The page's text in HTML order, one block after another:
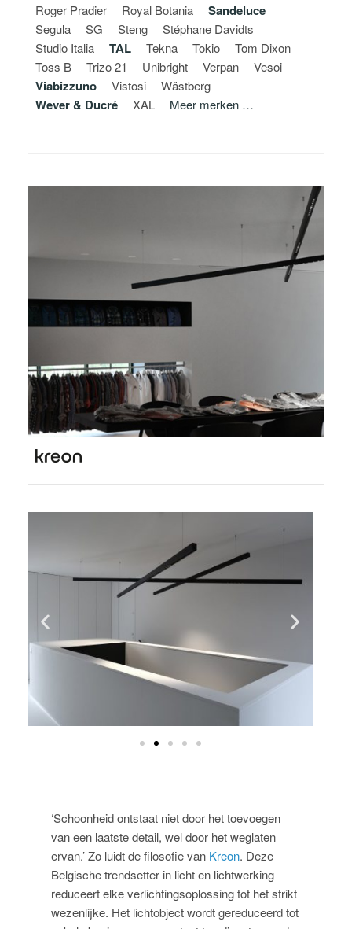
Roger Pradier
Royal Botania Sandeluce
Segula SG Steng
Stéphane Davidts
Studio Italia
TAL Tekna Tokio
Tom Dixon
Toss B
Trizo 21 Unibright Verpan Vesoi
Viabizzuno Vistosi Wästberg
Wever & Ducré XAL Meer merken …
‘Schoonheid ontstaat niet door het toevoegen
van een laatste detail, wel door het weglaten
ervan.’ Zo luidt de filosofie van Kreon. Deze
Belgische trendsetter in licht en lichtwerking
reduceert elke verlichtingsoplossing tot het strikt
wezenlijke. Het lichtobject wordt gereduceerd tot